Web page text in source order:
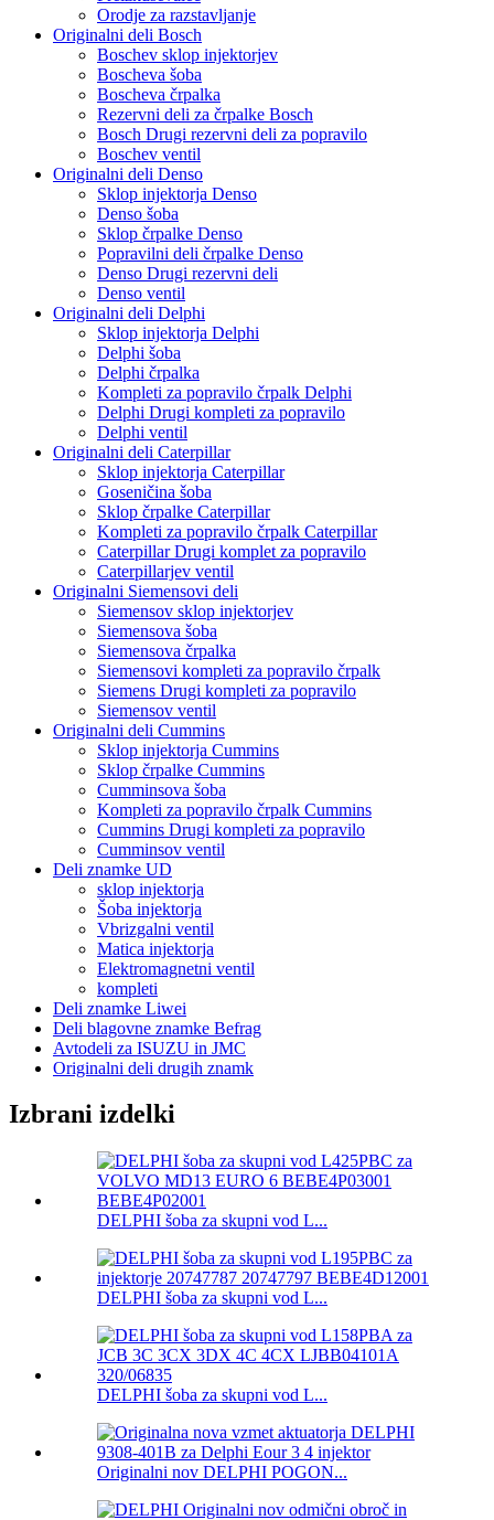
Orodje za razstavljanje
Originalni deli Bosch
Boschev sklop injektorjev
Boscheva šoba
Boscheva črpalka
Rezervni deli za črpalke Bosch
Bosch Drugi rezervni deli za popravilo
Boschev ventil
Originalni deli Denso
Sklop injektorja Denso
Denso šoba
Sklop črpalke Denso
Popravilni deli črpalke Denso
Denso Drugi rezervni deli
Denso ventil
Originalni deli Delphi
Sklop injektorja Delphi
Delphi šoba
Delphi črpalka
Kompleti za popravilo črpalk Delphi
Delphi Drugi kompleti za popravilo
Delphi ventil
Originalni deli Caterpillar
Sklop injektorja Caterpillar
Goseničina šoba
Sklop črpalke Caterpillar
Kompleti za popravilo črpalk Caterpillar
Caterpillar Drugi komplet za popravilo
Caterpillarjev ventil
Originalni Siemensovi deli
Siemensov sklop injektorjev
Siemensova šoba
Siemensova črpalka
Siemensovi kompleti za popravilo črpalk
Siemens Drugi kompleti za popravilo
Siemensov ventil
Originalni deli Cummins
Sklop injektorja Cummins
Sklop črpalke Cummins
Cumminsova šoba
Kompleti za popravilo črpalk Cummins
Cummins Drugi kompleti za popravilo
Cumminsov ventil
Deli znamke UD
sklop injektorja
Šoba injektorja
Vbrizgalni ventil
Matica injektorja
Elektromagnetni ventil
kompleti
Deli znamke Liwei
Deli blagovne znamke Befrag
Avtodeli za ISUZU in JMC
Originalni deli drugih znamk
Izbrani izdelki
DELPHI šoba za skupni vod L...
DELPHI šoba za skupni vod L...
DELPHI šoba za skupni vod L...
Originalni nov DELPHI POGON...